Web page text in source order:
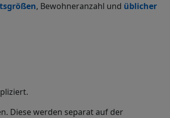
, Bewohneranzahl und üblicher
Diese werden separat auf der